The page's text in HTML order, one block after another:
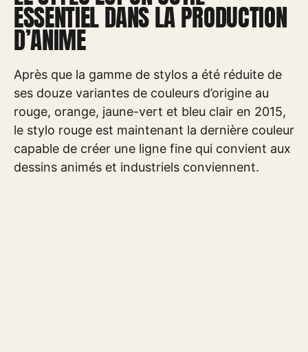
ESSENTIEL DANS LA PRODUCTION
D’ANIME
Après que la gamme de stylos a été réduite de
ses douze variantes de couleurs d’origine au
rouge, orange, jaune-vert et bleu clair en 2015,
le stylo rouge est maintenant la dernière couleur
capable de créer une ligne fine qui convient aux
dessins animés et industriels conviennent.